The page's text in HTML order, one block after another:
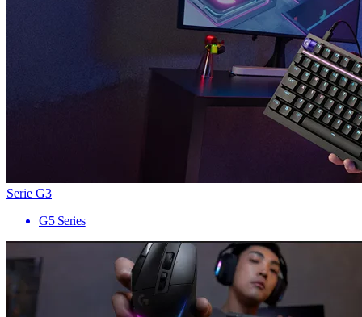
Serie G3
G5 Series